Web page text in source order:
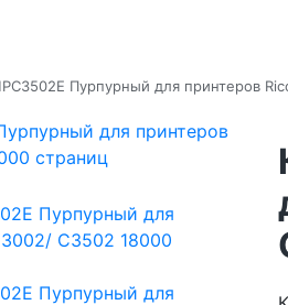
Пурпурный для принтеров